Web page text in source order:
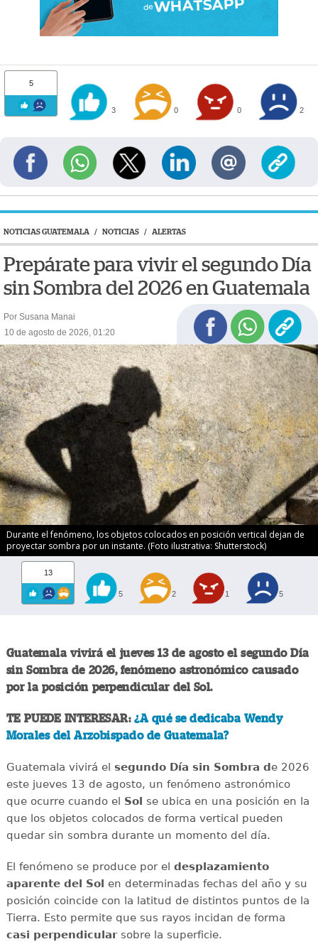
5
3 0 0 2
NOTICIAS GUATEMALA / NOTICIAS / ALERTAS
Prepárate para vivir el segundo Día
sin Sombra del 2026 en Guatemala
Por Susana Manai
10 de agosto de 2026, 01:20
Durante el fenómeno, los objetos colocados en posición vertical dejan de
proyectar sombra por un instante. (Foto ilustrativa: Shutterstock)
13
5 2 1 5
Guatemala vivirá el jueves 13 de agosto el segundo Día
sin Sombra de 2026, fenómeno astronómico causado
por la posición perpendicular del Sol.
TE PUEDE INTERESAR:¿A qué se dedicaba Wendy
Morales del Arzobispado de Guatemala?
Guatemala vivirá el segundo Día sin Sombra de 2026
este jueves 13 de agosto, un fenómeno astronómico
que ocurre cuando el Sol se ubica en una posición en la
que los objetos colocados de forma vertical pueden
quedar sin sombra durante un momento del día.
El fenómeno se produce por el desplazamiento
aparente del Sol en determinadas fechas del año y su
posición coincide con la latitud de distintos puntos de la
Tierra. Esto permite que sus rayos incidan de forma
casi perpendicularsobre la superficie.